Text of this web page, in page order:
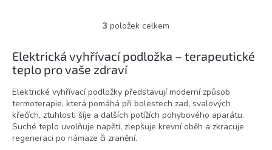
O
l
á
a
c
í
p
r
3 položek celkem
Elektrická vyhřívací podložka – terapeutické
teplo pro vaše zdraví
Elektrické vyhřívací podložky představují moderní způsob
termoterapie, která pomáhá při bolestech zad, svalových
křečích, ztuhlosti šíje a dalších potížích pohybového aparátu.
Suché teplo uvolňuje napětí, zlepšuje krevní oběh a zkracuje
regeneraci po námaze či zranění.